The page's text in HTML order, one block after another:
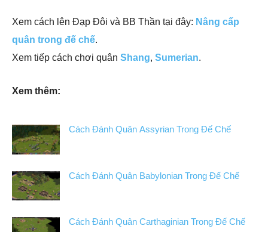
Xem cách lên Đạp Đôi và BB Thần tại đây: Nâng cấp
quân trong đế chế.
Xem tiếp cách chơi quân Shang, Sumerian.
Xem thêm:
Cách Đánh Quân Assyrian Trong Đế Chế
Cách Đánh Quân Babylonian Trong Đế Chế
Cách Đánh Quân Carthaginian Trong Đế Chế